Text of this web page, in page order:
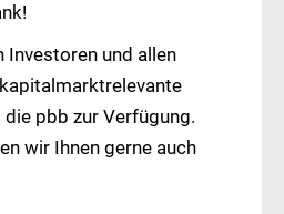
Investoren und allen
pbb zur Verfügung.
wir Ihnen gerne auch